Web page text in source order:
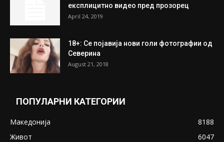
експлицитно видео пред прозорец
April 24, 2019
18+: Се појавија нови голи фотографии од
Северина
August 21, 2018
ПОПУЛАРНИ КАТЕГОРИИ
Македонија
8188
Живот
6047